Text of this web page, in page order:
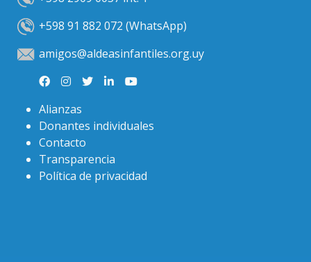
+598 91 882 072 (WhatsApp)
amigos@aldeasinfantiles.org.uy
Alianzas
Donantes individuales
Contacto
Transparencia
Política de privacidad